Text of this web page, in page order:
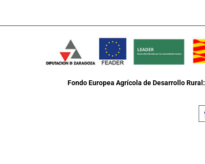
Fondo Europea Agrícola de Desarrollo Rural: